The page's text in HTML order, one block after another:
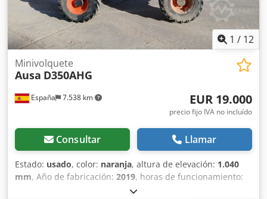
1 / 12
España 7.538 km
Minivolquete
Ausa D350AHG
EUR 19.000
precio fijo IVA no incluído
Consultar Llamar
Estado: usado, color: naranja, altura de elevación: 1.040
mm, Año de fabricación: 2019, horas de funcionamiento:
, Ámbito de aplicación: Minería Csdpfx Asymmhaol